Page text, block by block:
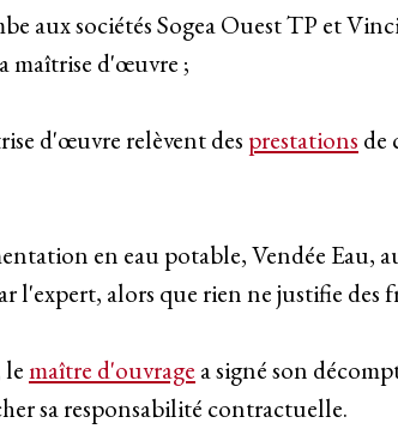
aux sociétés Sogea Ouest TP et
maîtrise d'œuvre ;
d'œuvre relèvent des prestations de
en eau potable, Vendée Eau,
l'expert, alors que rien ne justifie des
lemaître d'ouvrage a signé son
sa responsabilité contractuelle.